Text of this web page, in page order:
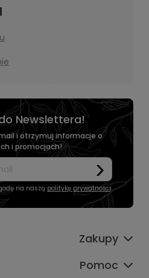
Newslettera!
i otrzymuj informacje o
i promocjach!
na naszą politykę prywatności.
Zakupy
Pomoc